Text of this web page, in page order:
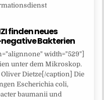
finden neues
Bakterien
width="529"]
unter dem Mikroskop.
Dietze[/caption] Die
Escherichia coli,
baumanii und